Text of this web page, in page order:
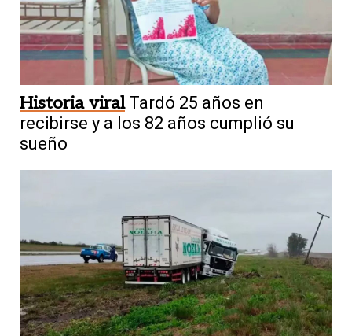
Historia viral Tardó 25 años en
recibirse y a los 82 años cumplió su
sueño